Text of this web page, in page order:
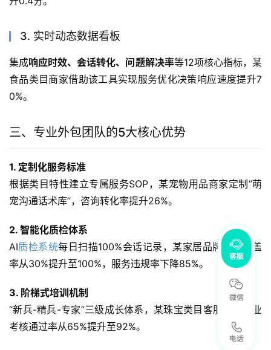
3. 实时动态数据看板
集成响应时效、会话转化、问题解决率等12项核心指标，某
食品类目商家借助该工具实现服务优化决策响应速度提升7
0%。
三、专业外包团队的5大核心优势
1. 定制化服务标准
根据类目特性建立专属服务SOP，某宠物用品商家定制”萌
宠沟通话术库”，咨询转化率提升26%。
2. 智能化质检体系
AI质检系统每日扫描100%会话记录，某家居品牌质检覆盖
率从30%提升至100%，服务违规率下降85%。
3. 阶梯式培训机制
“新兵-精兵-专家”三级成长体系，某珠宝类目客服团队专业
考核通过率从65%提升至92%。